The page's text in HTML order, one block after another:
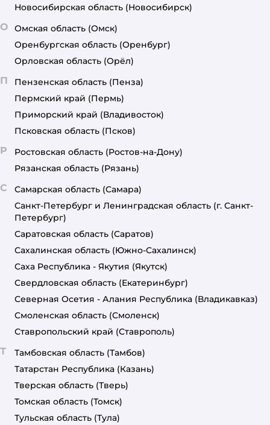
Новосибирская область (Новосибирск)
О Омская область (Омск)
Оренбургская область (Оренбург)
Орловская область (Орёл)
П Пензенская область (Пенза)
Пермский край (Пермь)
Приморский край (Владивосток)
Псковская область (Псков)
Р Ростовская область (Ростов-на-Дону)
Рязанская область (Рязань)
С Самарская область (Самара)
Санкт-Петербург и Ленинградская область (г. Санкт-
Петербург)
Саратовская область (Саратов)
Сахалинская область (Южно-Сахалинск)
Саха Республика - Якутия (Якутск)
Свердловская область (Екатеринбург)
Северная Осетия - Алания Республика (Владикавказ)
Смоленская область (Смоленск)
Ставропольский край (Ставрополь)
Т Тамбовская область (Тамбов)
Татарстан Республика (Казань)
Тверская область (Тверь)
Томская область (Томск)
Тульская область (Тула)